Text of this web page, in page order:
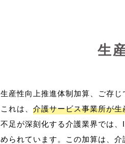
生
生産性向上推進体制加算、ご存じ
これは、 介護サービス事業所が
不足が深刻化する介護業界では
められています。この加算は、